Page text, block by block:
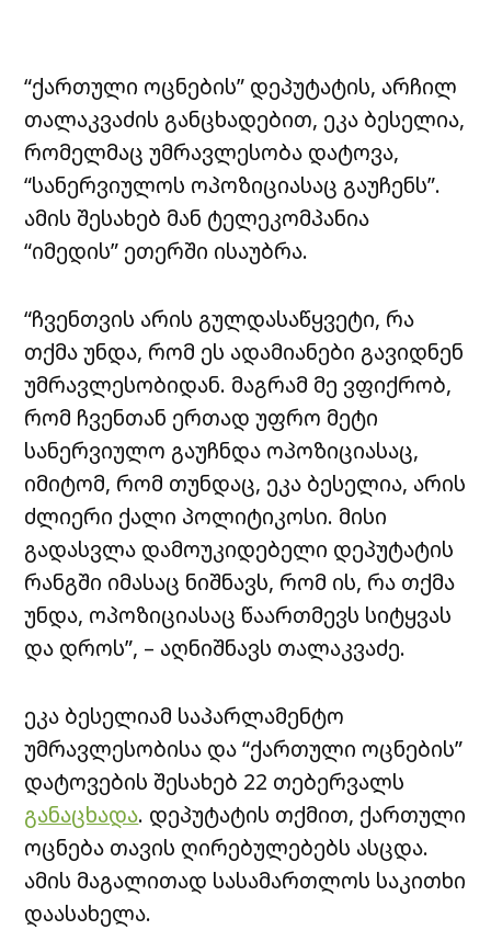
“ქართული ოცნების” დეპუტატის, არჩილ
თალაკვაძის განცხადებით, ეკა ბესელია,
რომელმაც უმრავლესობა დატოვა,
“სანერვიულოს ოპოზიციასაც გაუჩენს”.
ამის შესახებ მან ტელეკომპანია
“იმედის” ეთერში ისაუბრა.
“ჩვენთვის არის გულდასაწყვეტი, რა
თქმა უნდა, რომ ეს ადამიანები გავიდნენ
უმრავლესობიდან. მაგრამ მე ვფიქრობ,
რომ ჩვენთან ერთად უფრო მეტი
სანერვიულო გაუჩნდა ოპოზიციასაც,
იმიტომ, რომ თუნდაც, ეკა ბესელია, არის
ძლიერი ქალი პოლიტიკოსი. მისი
გადასვლა დამოუკიდებელი დეპუტატის
რანგში იმასაც ნიშნავს, რომ ის, რა თქმა
უნდა, ოპოზიციასაც წაართმევს სიტყვას
და დროს”, – აღნიშნავს თალაკვაძე.
ეკა ბესელიამ საპარლამენტო
უმრავლესობისა და “ქართული ოცნების”
დატოვების შესახებ 22 თებერვალს
განაცხადა. დეპუტატის თქმით, ქართული
ოცნება თავის ღირებულებებს ასცდა.
ამის მაგალითად სასამართლოს საკითხი
დაასახელა.